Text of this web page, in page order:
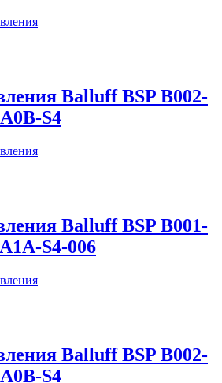
Balluff BSP B002-
S4
Balluff BSP B001-
S4-006
Balluff BSP B002-
S4